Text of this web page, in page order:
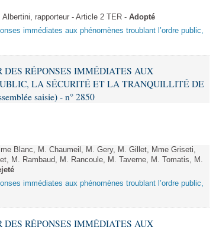
rapporteur - Article 2 TER - Adopté
immédiates aux phénomènes troublant l’ordre public,
DES RÉPONSES IMMÉDIATES AUX
LA SÉCURITÉ ET LA TRANQUILLITÉ DE
saisie) - n° 2850
Blanc, M. Chaumeil, M. Gery, M. Gillet, Mme Griseti,
M. Rambaud, M. Rancoule, M. Taverne, M. Tomatis, M.
immédiates aux phénomènes troublant l’ordre public,
DES RÉPONSES IMMÉDIATES AUX